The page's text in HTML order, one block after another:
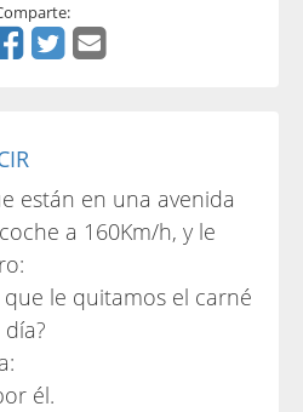
están en una avenida
a 160Km/h, y le
que le quitamos el carné
él.